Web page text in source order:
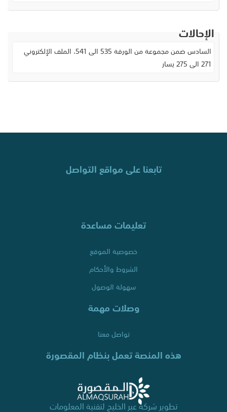
الإحالات
السادس ضمن مجموعة من الورقة 535 الى 541، الملف الإلكتروني
271 الى 275 يسار
تابعنا على مواقع التواصل
تعليمات مساعدة
خصوصية الموقع
الشروط والأحكام
سهولة الوصول
وصلات مهمة
تواصل معنا
هذه المنصة تعمل بنظام المقصورة
تطوير شركة عبر الخليج لتقنية المعلومات